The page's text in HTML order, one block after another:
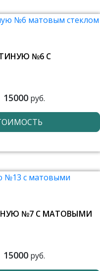
№6 С
15000руб.
№7 С МАТОВЫМИ
15000руб.